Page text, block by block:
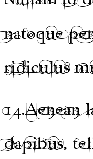
natoque
ridiculus
14.Aenean
dapibus,